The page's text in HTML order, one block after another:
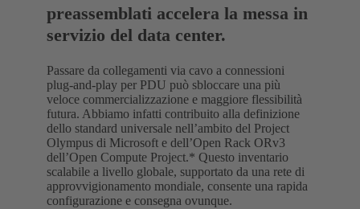
preassemblati accelera la messa in
servizio del data center.
Passare da collegamenti via cavo a connessioni
plug-and-play per PDU può sbloccare una più
veloce commercializzazione e maggiore flessibilità
futura. Abbiamo infatti contribuito alla definizione
dello standard universale nell’ambito del Project
Olympus di Microsoft e dell’Open Rack ORv3
dell’Open Compute Project.* Questo inventario
scalabile a livello globale, supportato da una rete di
approvvigionamento mondiale, consente una rapida
configurazione e consegna ovunque.